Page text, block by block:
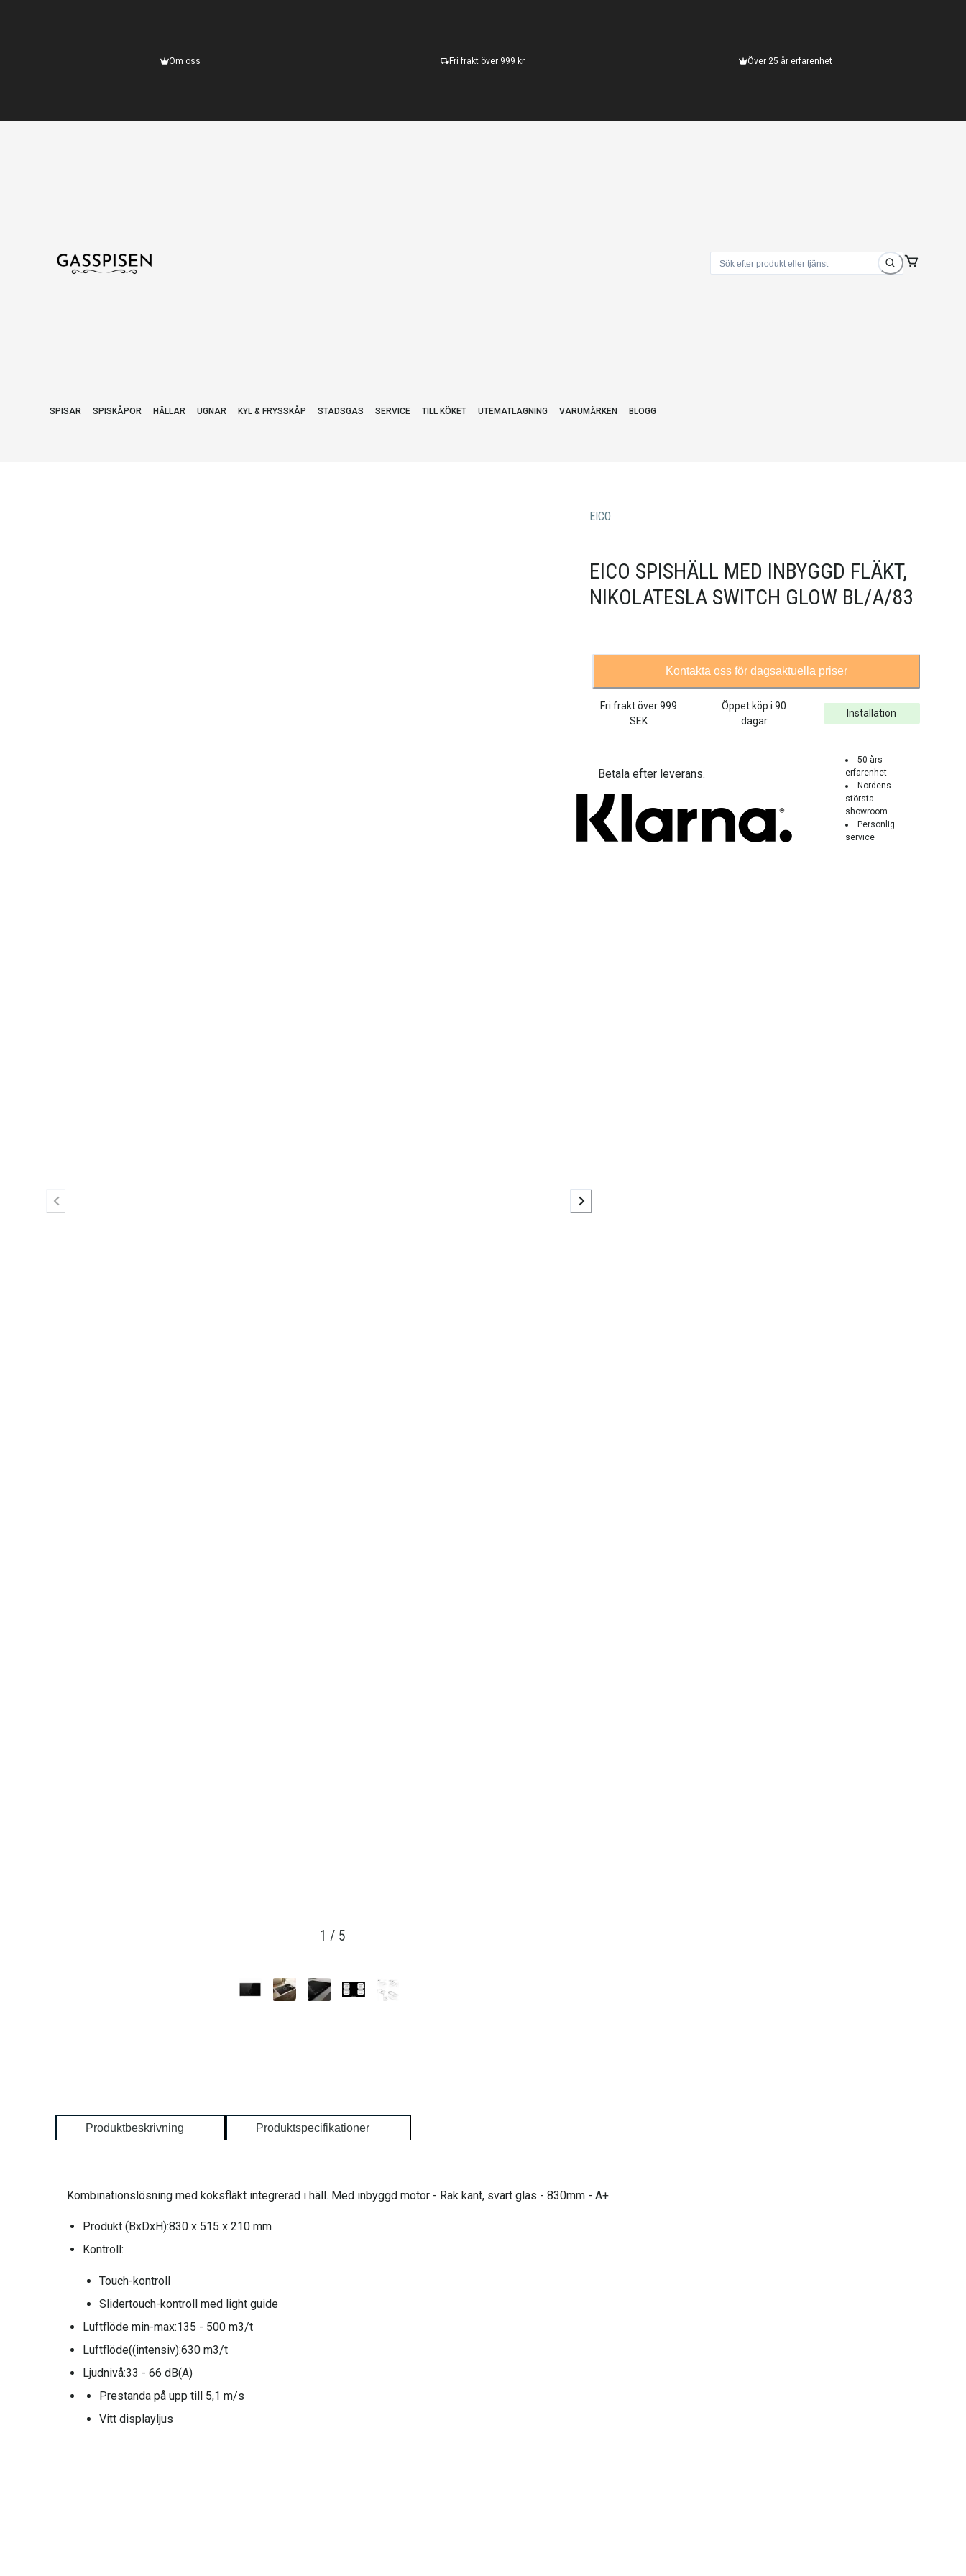
Om oss Fri frakt över 999 kr Över 25 år erfarenhet
SPISAR SPISKÅPOR HÄLLAR UGNAR KYL & FRYSSKÅP STADSGAS SERVICE TILL KÖKET UTEMATLAGNING VARUMÄRKEN BLOGG
1 / 5
EICO
EICO SPISHÄLL MED INBYGGD FLÄKT,
NIKOLATESLA SWITCH GLOW BL/A/83
Kontakta oss för dagsaktuella priser
Fri frakt över999
SEK
Öppet köp i 90
dagar
Installation
Betala efter leverans.
50 års
erfarenhet
Nordens
största
showroom
Personlig
service
Produktbeskrivning Produktspecifikationer
Kombinationslösning med köksfläkt integrerad i häll. Med inbyggd motor - Rak kant, svart glas - 830mm - A+
Produkt (BxDxH):830 x 515 x 210 mm
Kontroll:
Touch-kontroll
Slidertouch-kontroll med light guide
Luftflöde min-max:135 - 500 m3/t
Luftflöde((intensiv):630 m3/t
Ljudnivå:33 - 66 dB(A)
Prestanda på upp till 5,1 m/s
Vitt displayljus